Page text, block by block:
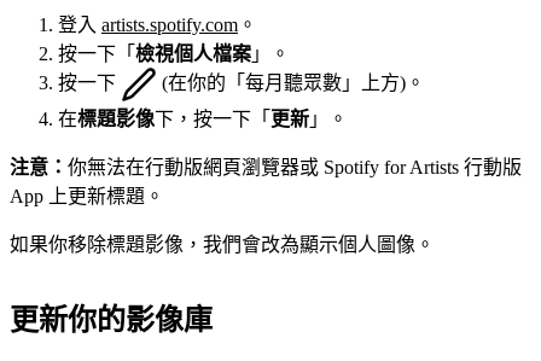
登入 artists.spotify.com 。
按一下「 檢視個人檔案 」。
按一下
(在你的「每月聽眾數」上方)。
在標題影像 下，按一下「 更新 」。
注意： 你無法在行動版網頁瀏覽器或 Spotify for Artists 行動版
App 上更新標題。
如果你移除標題影像，我們會改為顯示個人圖像。
更新你的影像庫